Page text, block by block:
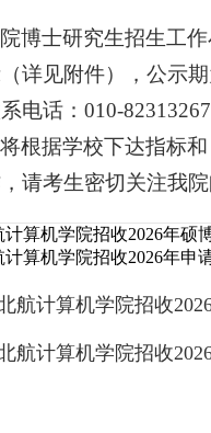
博士研究生招生工
详见附件），公示
电话：010-82313267
根据学校下达指标和
请考生密切关注我
计算机学院招收2026年硕
计算机学院招收2026年申
航计算机学院招收
航计算机学院招收